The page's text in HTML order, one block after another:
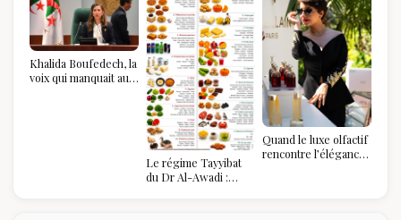
Khalida Boufedech, la
voix qui manquait au
Le régime Tayyibat
du Dr Al-Awadi :
Quand le luxe olfactif
rencontre l’élégance